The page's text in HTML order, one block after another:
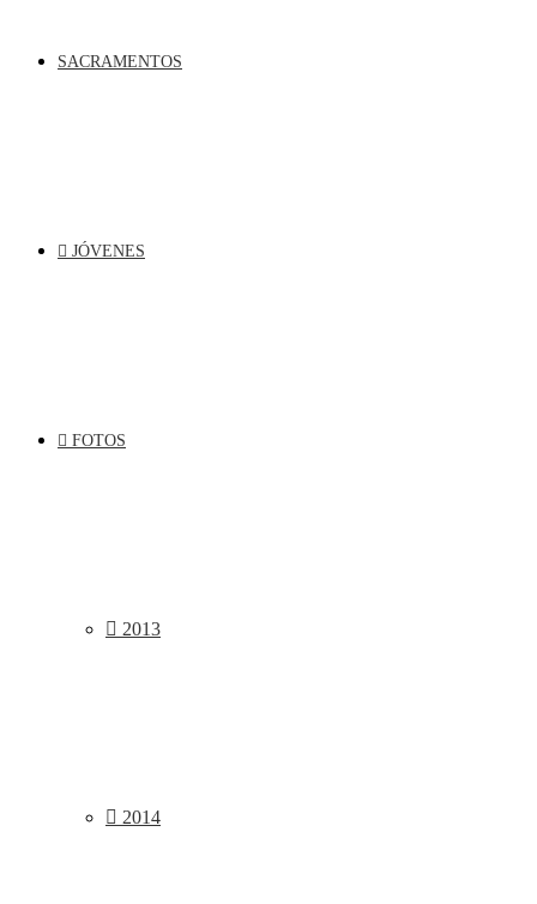
SACRAMENTOS
JÓVENES
FOTOS
2013
2014